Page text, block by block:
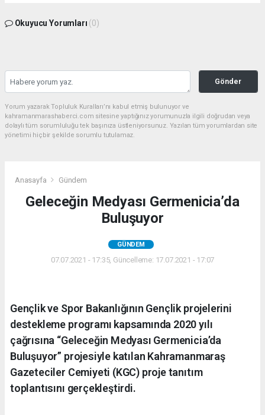
Okuyucu Yorumları (0)
Gönder
Yorum yazarak Topluluk Kuralları’nı kabul etmiş bulunuyor ve
kahramanmarashaberci.com sitesine yaptığınız yorumunuzla ilgili doğrudan veya
dolaylı tüm sorumluluğu tek başınıza üstleniyorsunuz. Yazılan tüm yorumlardan site
yönetimi hiçbir şekilde sorumlu tutulamaz.
Anasayfa Gündem
Geleceğin Medyası Germenicia’da
Buluşuyor
GÜNDEM
07.07.2021 - 17:35, Güncelleme: 17.07.2021 - 17:07
Gençlik ve Spor Bakanlığının Gençlik projelerini
destekleme programı kapsamında 2020 yılı
çağrısına “Geleceğin Medyası Germenicia’da
Buluşuyor” projesiyle katılan Kahramanmaraş
Gazeteciler Cemiyeti (KGC) proje tanıtım
toplantısını gerçekleştirdi.